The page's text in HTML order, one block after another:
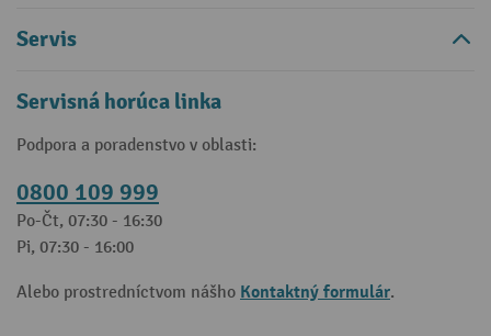
Servis
Servisná horúca linka
Podpora a poradenstvo v oblasti:
0800 109 999
Po-Čt, 07:30 - 16:30
Pi, 07:30 - 16:00
Alebo prostredníctvom nášho Kontaktný formulár.